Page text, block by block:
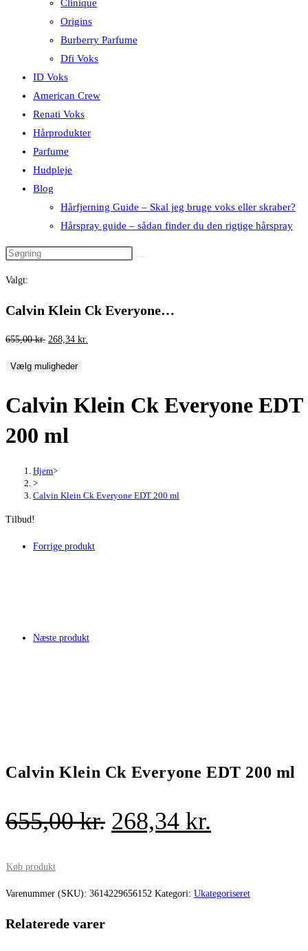
Clinique
Origins
Burberry Parfume
Dfi Voks
ID Voks
American Crew
Renati Voks
Hårprodukter
Parfume
Hudpleje
Blog
Hårfjerning Guide – Skal jeg bruge voks eller skraber?
Hårspray guide – sådan finder du den rigtige hårspray
Valgt:
Calvin Klein Ck Everyone…
655,00kr. Den
pris
655,00 kr..
268,34 kr.
268,34 kr..
Vælg muligheder
Calvin Klein Ck Everyone EDT
200 ml
Hjem>
>
Calvin Klein Ck Everyone EDT 200 ml
Tilbud!
Forrige produkt
Næste produkt
Calvin Klein Ck Everyone EDT 200 ml
655,00kr. Den
var:
268,34 kr.
er:
Køb produkt
Varenummer (SKU): 3614229656152 Kategori: Ukategoriseret
Relaterede varer